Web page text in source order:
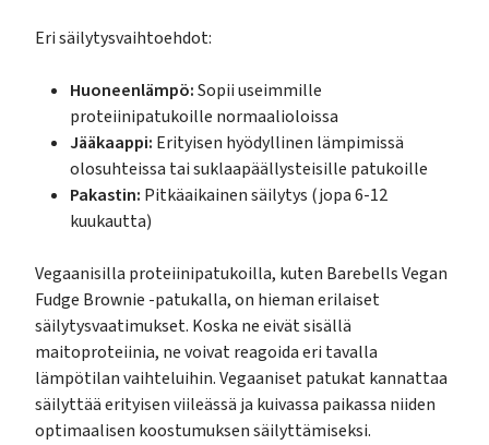
Eri säilytysvaihtoehdot:
Huoneenlämpö:Sopii useimmille
proteiinipatukoille normaalioloissa
Jääkaappi: Erityisen hyödyllinen lämpimissä
olosuhteissa tai suklaapäällysteisille patukoille
Pakastin: Pitkäaikainen säilytys (jopa 6-12
kuukautta)
Vegaanisilla proteiinipatukoilla, kuten Barebells Vegan
Fudge Brownie -patukalla, on hieman erilaiset
säilytysvaatimukset. Koska ne eivät sisällä
maitoproteiinia, ne voivat reagoida eri tavalla
lämpötilan vaihteluihin. Vegaaniset patukat kannattaa
säilyttää erityisen viileässä ja kuivassa paikassa niiden
optimaalisen koostumuksen säilyttämiseksi.